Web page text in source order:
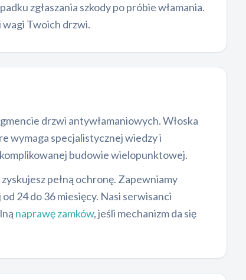
zgłaszania szkody po próbie włamania.
wagi Twoich drzwi.
drzwi antywłamaniowych. Włoska
wymaga specjalistycznej wiedzy i
budowie wielopunktowej.
pełną ochronę. Zapewniamy
24 do 36 miesięcy. Nasi serwisanci
naprawę zamków, jeśli mechanizm da się